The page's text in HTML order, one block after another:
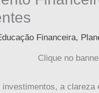
Financeira,
Clique no
a